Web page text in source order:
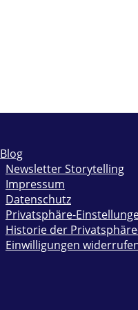
Blog
Newsletter Storytelling
Impressum
Datenschutz
Privatsphäre-
Historie der
Einwilligungen